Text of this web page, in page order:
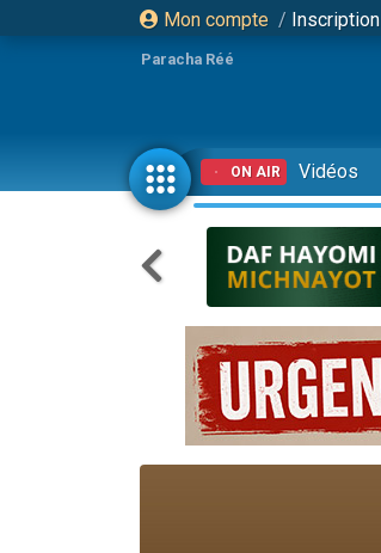
Mon compte / Inscription
Paracha Réé
ON AIR Vidéos